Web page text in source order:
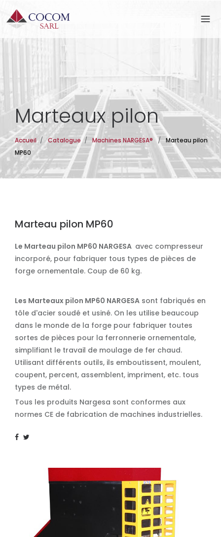
Marteaux pilon
Accueil / Catalogue / Machines NARGESA® / Marteau pilon
MP60
Marteau pilon MP60
Le Marteau pilon MP60 NARGESA avec compresseur
incorporé, pour fabriquer tous types de pièces de
forge ornementale. Coup de 60 kg.
Les Marteaux pilon MP60 NARGESA sont fabriqués en
tôle d'acier soudé et usiné. On les utilise beaucoup
dans le monde de la forge pour fabriquer toutes
sortes de pièces pour la ferronnerie ornementale,
simplifiant le travail de moulage de fer chaud.
Utilisant différents outils, ils emboutissent, moulent,
coupent, percent, assemblent, impriment, etc. tous
types de métal.
Tous les produits Nargesa sont conformes aux
normes CE de fabrication de machines industrielles.